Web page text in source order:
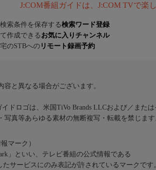
J:COM番組ガイドは、J:COM TVで楽
索条件を保存する検索ワード登録
作成できる お気に入りチャンネル
のSTBへの リモート録画予約
と異なる場合がございます。
ドロゴは、米国TiVo Brands LLCおよび／また
真等あらゆる素材の無断複写・転載を禁じます
マーク）
」といい、テレビ番組の公式情報である
たサービスにのみ表記が許されているマークです